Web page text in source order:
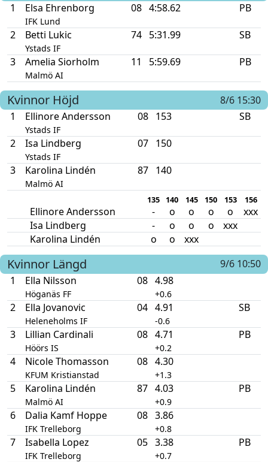
1
Elsa Ehrenborg
IFK Lund
08 4:58.62 PB
2 Betti Lukic
Ystads IF
74 5:31.99 SB
3 Amelia Siorholm
Malmö AI
11 5:59.69 PB
Kvinnor Höjd
8/6 15:30
1
Ellinore Andersson
Ystads IF
08 153 SB
2 Isa Lindberg
Ystads IF
07 150
3 Karolina Lindén
Malmö AI
87 140
135 140 145 150 153 156
Ellinore Andersson - o o o o
xxx
Isa Lindberg
- o o o
xxx
Karolina Lindén
o o xxx
Kvinnor Längd
9/6 10:50
1
Ella Nilsson
Höganäs FF
08 4.98
+0.6
2 Ella Jovanovic
Heleneholms IF
04 4.91
-0.6
SB
3 Lillian Cardinali
Höörs IS
08 4.71
+0.2
PB
4 Nicole Thomasson
KFUM Kristianstad
08 4.30
+1.3
5 Karolina Lindén
Malmö AI
87 4.03
+0.9
PB
6 Dalia Kamf Hoppe
IFK Trelleborg
08 3.86
+0.8
7 Isabella Lopez
IFK Trelleborg
05 3.38
+0.7
PB